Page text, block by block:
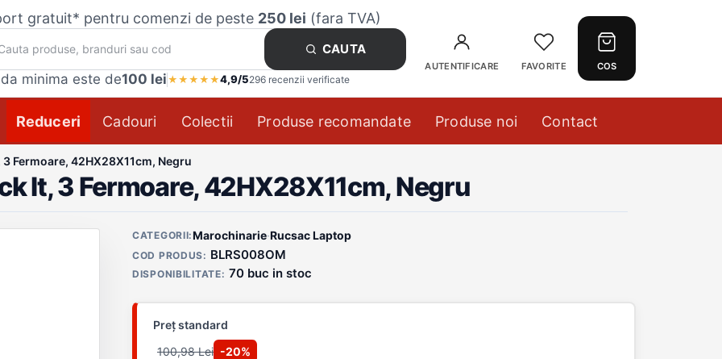
gratuit* pentru comenzi de peste 250 lei (fara TVA)
CAUTA
minima este de100 lei ★ ★ ★ ★ ★4,9/5296 recenzii verificate
AUTENTIFICARE FAVORITE COS
Reduceri Cadouri Colectii Produse recomandate Produse noi Contact
Fermoare, 42HX28X11cm, Negru
It, 3 Fermoare, 42HX28X11cm, Negru
Detalii produs
CATEGORII:Marochinarie·Rucsac Laptop
COD PRODUS: BLRS008OM
DISPONIBILITATE: 70 buc in stoc
Preț standard
100,98 Lei -20%